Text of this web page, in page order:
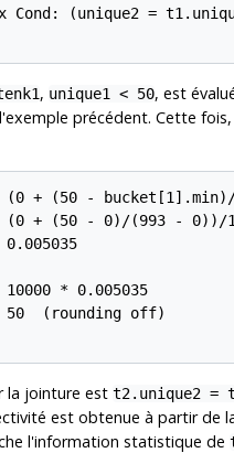
Cond: (unique2 =
, unique1 < 50, est
précédent. Cette
+ (50 - bucket[1].min)/
(0 + (50 - 0)/(993 - 0))/
0.005035
* 0.005035
50  (rounding off)
la jointure est t2.unique2 =
est obtenue à partir de
l'information statistique de